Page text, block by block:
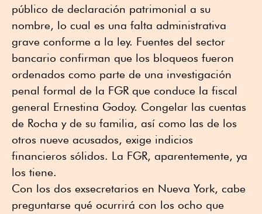
público de declaración patrimonial a su
nombre, lo cual es una falta administrativa
grave conforme a la ley. Fuentes del sector
bancario confirman que los bloqueos fueron
ordenados como parte de una investigación
penal formal de la FGR que conduce la fiscal
general Ernestina Godoy. Congelar las cuentas
de Rocha y de su familia, así como las de los
otros nueve acusados, exige indicios
financieros sólidos. La FGR, aparentemente, ya
los tiene.
Con los dos exsecretarios en Nueva York, cabe
preguntarse qué ocurrirá con los ocho que